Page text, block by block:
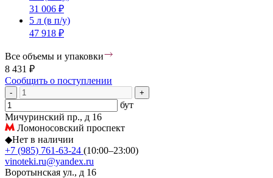
31 006 ₽
5 л (в п/у)
47 918 ₽
Все объемы и упаковки
8 431 ₽
Сообщить о поступлении
- +
бут
Мичуринский пр., д 16
Ломоносовский проспект
◆Нет в наличии
+7 (985) 761-63-24 (10:00–23:00)
vinoteki.ru@yandex.ru
Воротынская ул., д 16